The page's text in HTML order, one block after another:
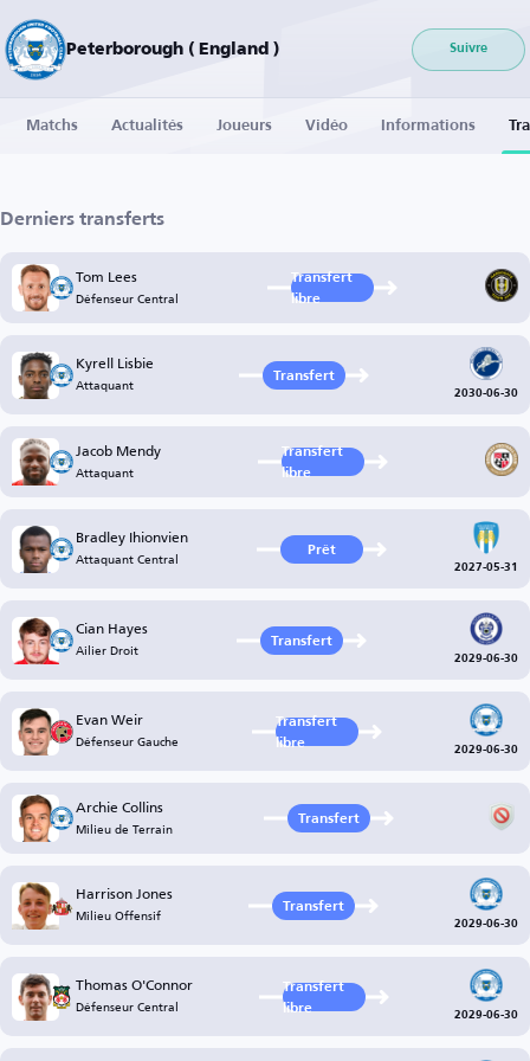
Peterborough ( England ) Suivre
Matchs Actualités Joueurs Vidéo Informations
Derniers transferts
Tom Lees
Défenseur Central
Transfert
libre
Kyrell Lisbie
Attaquant Transfert
2030-06-30
Jacob Mendy
Attaquant
Transfert
libre
Bradley Ihionvien
Attaquant Central Prêt
2027-05-31
Cian Hayes
Ailier Droit Transfert
2029-06-30
Evan Weir
Défenseur Gauche
Transfert
libre
2029-06-30
Archie Collins
Milieu de Terrain Transfert
Harrison Jones
Milieu Offensif Transfert
2029-06-30
Thomas O'Connor
Défenseur Central
Transfert
libre
2029-06-30